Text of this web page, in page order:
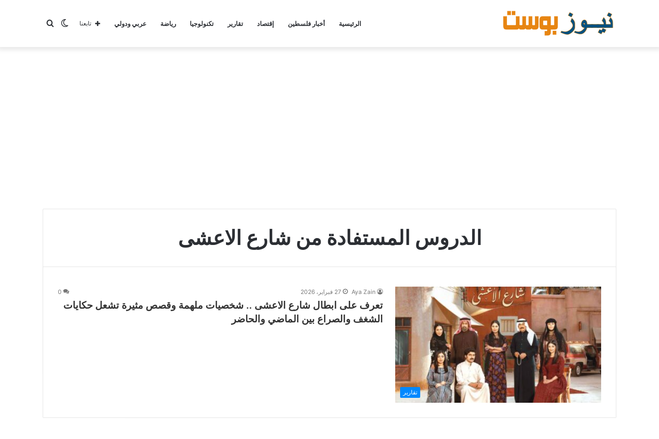
الرئيسية أخبار فلسطين إقتصاد تقارير تكنولوجيا رياضة عربي ودولي بحثالوضع تابعنا
الدروس المستفادة من شارع الاعشى
تقارير
Aya Zain 27 فبراير، 2026 0
تعرف على ابطال شارع الاعشى .. شخصيات ملهمة وقصص مثيرة تشعل حكايات
الشغف والصراع بين الماضي والحاضر